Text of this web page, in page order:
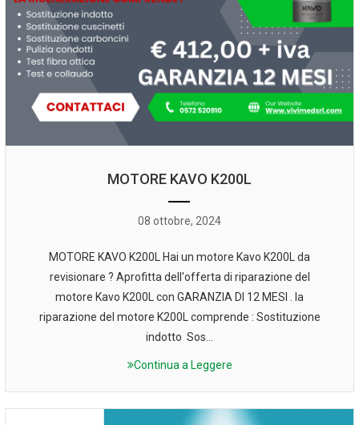
MOTORE KAVO K200L
08 ottobre, 2024
MOTORE KAVO K200L Hai un motore Kavo K200L da
revisionare ? Aprofitta dell'offerta di riparazione del
motore Kavo K200L con GARANZIA DI 12 MESI . la
riparazione del motore K200L comprende : Sostituzione
indotto Sos...
Continua a Leggere